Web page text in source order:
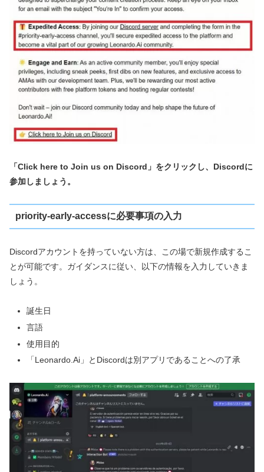
「Click here to Join us on Discord」をクリックし、Discordに
参加しましょう。
priority-early-accessに必要事項の入力
Discordアカウントを持っていない方は、この場で新規作成するこ
とが可能です。ガイダンスに従い、以下の情報を入力していきま
しょう。
誕生日
言語
使用目的
「Leonardo.Ai」とDiscordは別アプリであることへの了承